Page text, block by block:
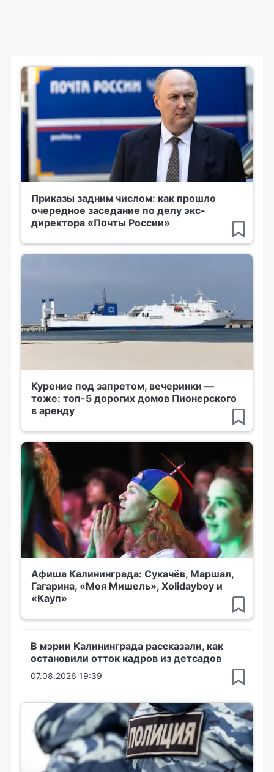
Приказы задним числом: как прошло
очередное заседание по делу экс-
директора «Почты России»
Курение под запретом, вечеринки —
тоже: топ-5 дорогих домов Пионерского
в аренду
Афиша Калининграда: Сукачёв, Маршал,
Гагарина, «Моя Мишель», Xolidayboy и
«Кауп»
В мэрии Калининграда рассказали, как
остановили отток кадров из детсадов
07.08.2026 19:39